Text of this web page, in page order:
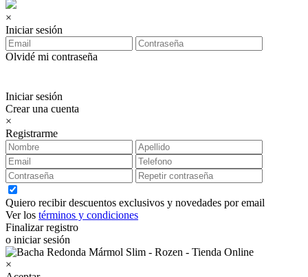
×
Iniciar sesión
Olvidé mi contraseña
Iniciar sesión
Crear una cuenta
×
Registrarme
Quiero recibir descuentos exclusivos y novedades por email
Ver los términos y condiciones
Finalizar registro
o iniciar sesión
×